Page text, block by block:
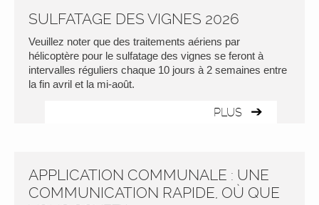
SULFATAGE DES VIGNES 2026
Veuillez noter que des traitements aériens par
hélicoptère pour le sulfatage des vignes se feront à
intervalles réguliers chaque 10 jours à 2 semaines entre
la fin avril et la mi-août.
PLUS
APPLICATION COMMUNALE : UNE
COMMUNICATION RAPIDE, OÙ QUE